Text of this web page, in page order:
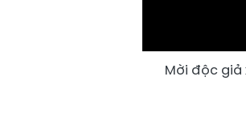
Mời độc giả